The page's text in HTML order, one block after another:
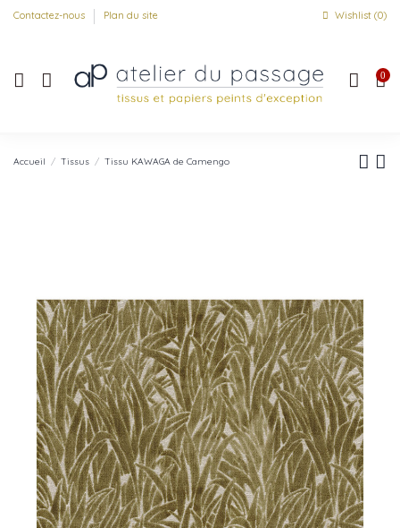
Contactez-nous Plan du site Wishlist (0)
0
Accueil Tissus Tissu KAWAGA de Camengo